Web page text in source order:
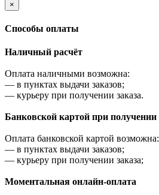
×
Cпособы оплаты
Наличный расчёт
Оплата наличными возможна:
— в пунктах выдачи заказов;
— курьеру при получении заказа.
Банковской картой при получении
Оплата банковской картой возможна:
— в пунктах выдачи заказов;
— курьеру при получении заказа;
Моментальная онлайн-оплата